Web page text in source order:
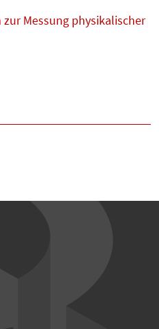
Messung physikalischer